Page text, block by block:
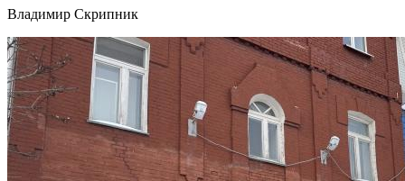
Владимир Скрипник